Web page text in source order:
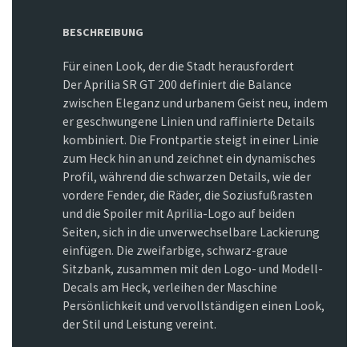
BESCHREIBUNG
Für einen Look, der die Stadt herausfordert
Der Aprilia SR GT 200 definiert die Balance
zwischen Eleganz und urbanem Geist neu, indem
er geschwungene Linien und raffinierte Details
kombiniert. Die Frontpartie steigt in einer Linie
zum Heck hin an und zeichnet ein dynamisches
Profil, während die schwarzen Details, wie der
vordere Fender, die Räder, die Soziusfußrasten
und die Spoiler mit Aprilia-Logo auf beiden
Seiten, sich in die unverwechselbare Lackierung
einfügen. Die zweifarbige, schwarz-graue
Sitzbank, zusammen mit den Logo- und Modell-
Decals am Heck, verleihen der Maschine
Persönlichkeit und vervollständigen einen Look,
der Stil und Leistung vereint.